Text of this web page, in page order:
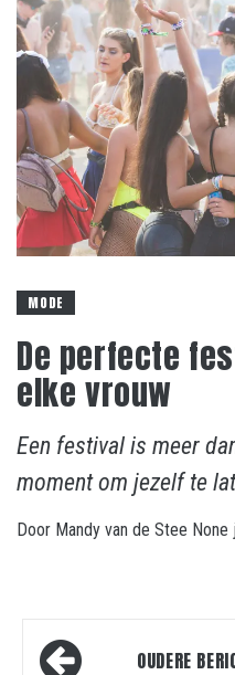
MODE
De perfecte
elke vrouw
Een festival is meer
moment om jezelf te
Door Mandy van de Stee None
OUDERE